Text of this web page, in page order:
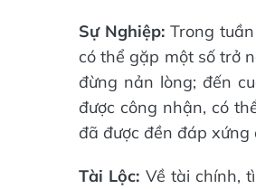
Sự Nghiệp: Trong
có thể gặp một số trở
đừng nản lòng; đến
được công nhận, có
đã được đền đáp xứng
Tài Lộc: Về tài chính,